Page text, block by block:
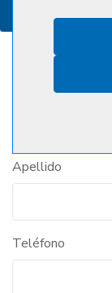
Nombre
Apellido
Teléfono